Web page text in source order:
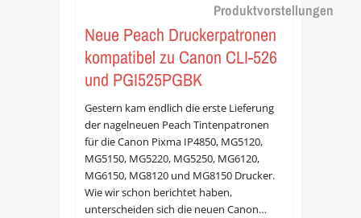
Produktvorstellungen
Neue Peach Druckerpatronen
kompatibel zu Canon CLI-526
und PGI525PGBK
Gestern kam endlich die erste Lieferung
der nagelneuen Peach Tintenpatronen
für die Canon Pixma IP4850, MG5120,
MG5150, MG5220, MG5250, MG6120,
MG6150, MG8120 und MG8150 Drucker.
Wie wir schon berichtet haben,
unterscheiden sich die neuen Canon…